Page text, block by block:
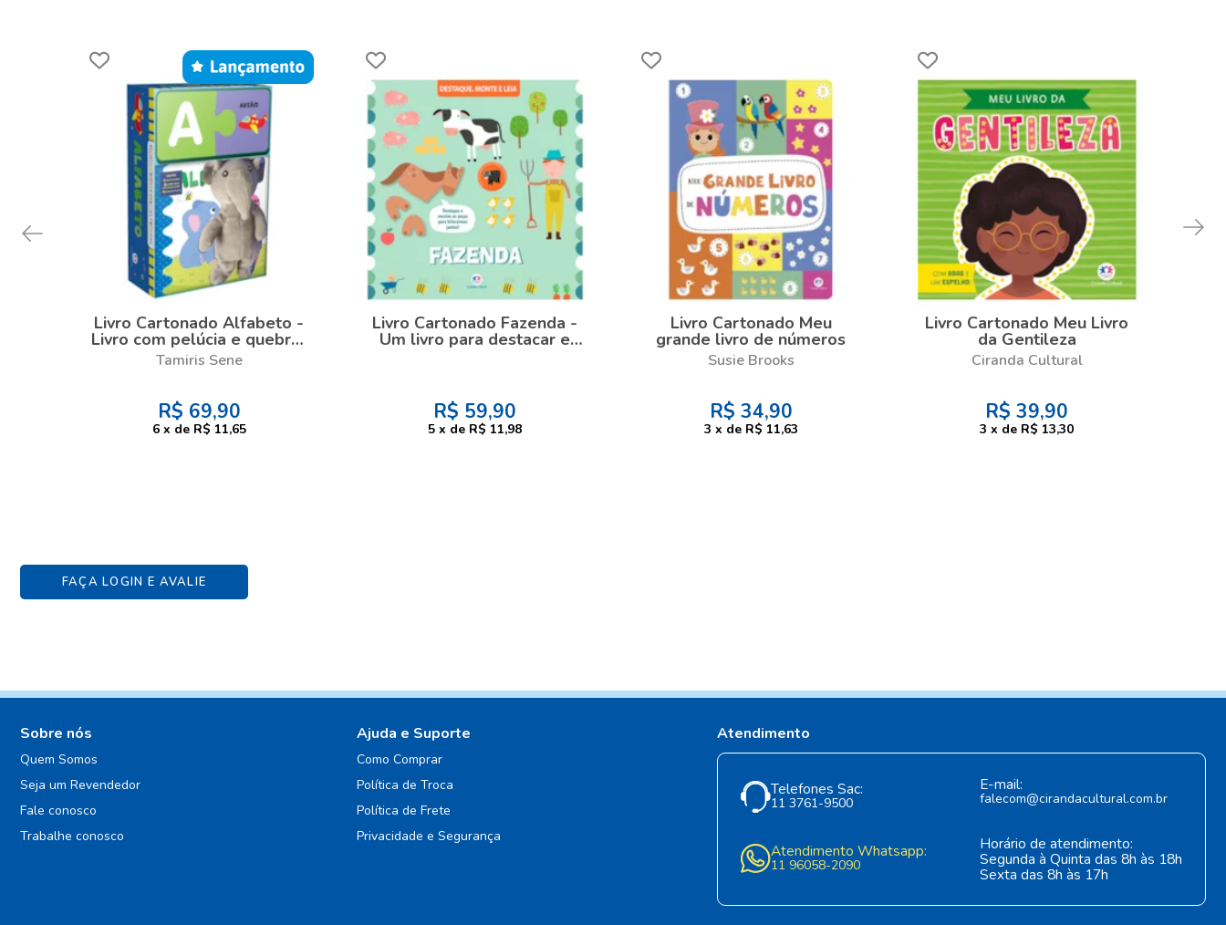
Livro Cartonado Alfabeto -
Livro com pelúcia e quebra-
cabeça
Tamiris Sene
R$ 69,90
6 x de R$ 11,65
Livro Cartonado Fazenda -
Um livro para destacar e
R$ 59,90
5 x de R$ 11,98
Livro Cartonado Meu
grande livro de números
Susie Brooks
R$ 34,90
3 x de R$ 11,63
Livro Cartonado Meu Livro
da Gentileza
Ciranda Cultural
R$ 39,90
3 x de R$ 13,30
FAÇA LOGIN E AVALIE
Sobre nós
Quem Somos
Seja um Revendedor
Fale conosco
Trabalhe conosco
Ajuda e Suporte
Como Comprar
Política de Troca
Política de Frete
Privacidade e Segurança
Atendimento
Telefones Sac:
11 3761-9500
E-mail:
falecom@cirandacultural.com.br
Atendimento Whatsapp:
11 96058-2090
Horário de atendimento:
Segunda à Quinta das 8h às 18h
Sexta das 8h às 17h